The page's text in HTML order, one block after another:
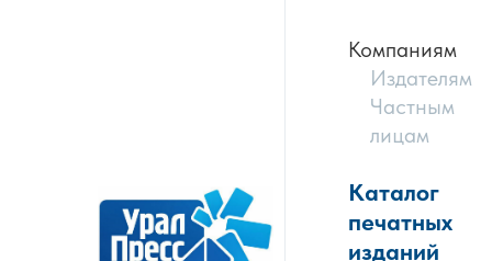
Компаниям
Издателям
Частным
лицам
Каталог
печатных
изданий